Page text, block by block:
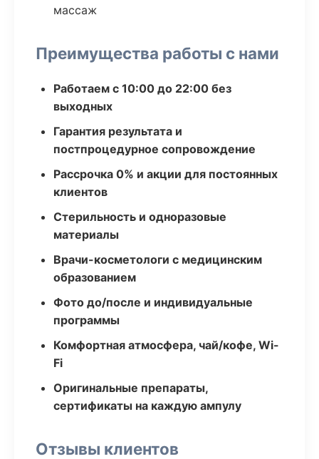
массаж
Преимущества работы с нами
Работаем с 10:00 до 22:00 без
выходных
Гарантия результата и
постпроцедурное сопровождение
Рассрочка 0% и акции для постоянных
клиентов
Стерильность и одноразовые
материалы
Врачи-косметологи с медицинским
образованием
Фото до/после и индивидуальные
программы
Комфортная атмосфера, чай/кофе, Wi-
Fi
Оригинальные препараты,
сертификаты на каждую ампулу
Отзывы клиентов